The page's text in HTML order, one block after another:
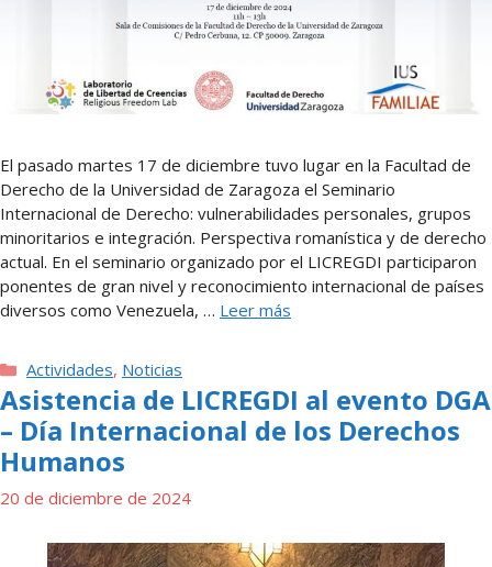
El pasado martes 17 de diciembre tuvo lugar en la Facultad de
Derecho de la Universidad de Zaragoza el Seminario
Internacional de Derecho: vulnerabilidades personales, grupos
minoritarios e integración. Perspectiva romanística y de derecho
actual. En el seminario organizado por el LICREGDI participaron
ponentes de gran nivel y reconocimiento internacional de países
diversos como Venezuela, … Leer más
Categorías
Actividades, Noticias
Asistencia de LICREGDI al evento DGA
– Día Internacional de los Derechos
Humanos
20 de diciembre de 2024